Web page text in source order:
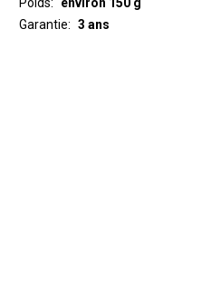
Poids
environ 150 g
Garantie
3 ans